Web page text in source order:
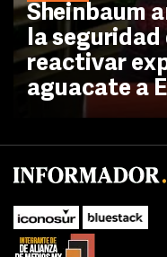
Sheinbaum
la seguridad
reactivar
aguacate a